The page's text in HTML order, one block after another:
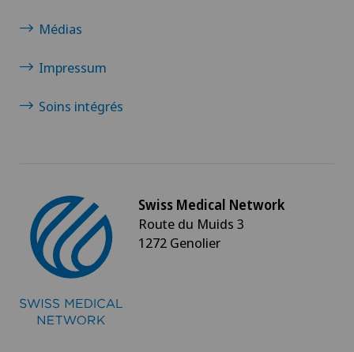
Médias
Impressum
Soins intégrés
Swiss Medical Network
Route du Muids 3
1272 Genolier